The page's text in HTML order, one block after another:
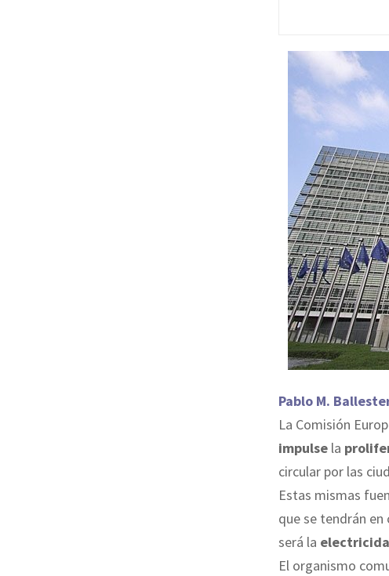
Pablo M.
La Comisión
impulse la
circular por las
Estas mismas
que se tendrán
será la
El organismo